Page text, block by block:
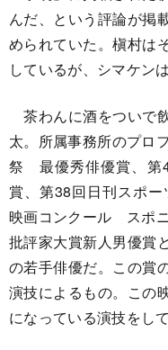
んだ、という評論が掲
められていた。槇村は
しているが、シマケン
茶わんに酒をついで
太。所属事務所のプロ
祭 最優秀俳優賞、第
賞、第38回日刊スポ
映画コンクール スポ
批評家大賞新人男優賞
の若手俳優だ。この賞
演技によるもの。この
になっている演技をして